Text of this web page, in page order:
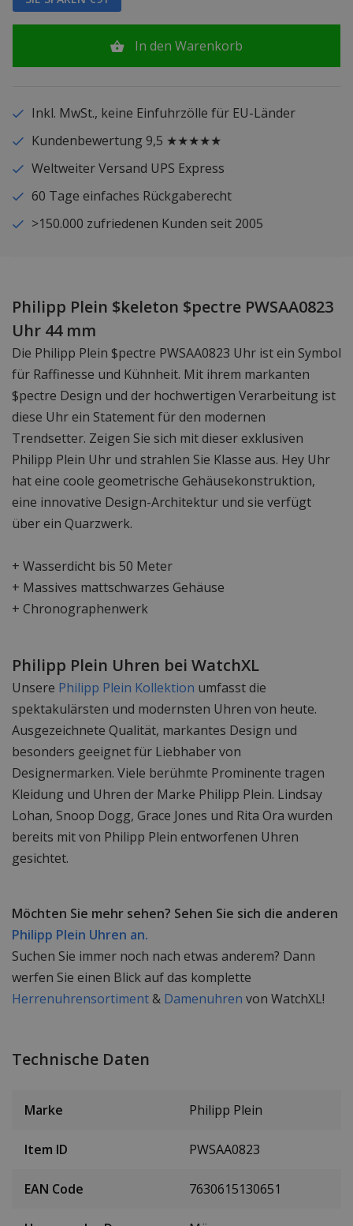
In den Warenkorb
Inkl. MwSt., keine Einfuhrzölle für EU-Länder
Kundenbewertung 9,5 ★★★★★
Weltweiter Versand UPS Express
60 Tage einfaches Rückgaberecht
>150.000 zufriedenen Kunden seit 2005
Philipp Plein $keleton $pectre PWSAA0823
Uhr 44 mm
Die Philipp Plein $pectre PWSAA0823 Uhr ist ein Symbol
für Raffinesse und Kühnheit. Mit ihrem markanten
$pectre Design und der hochwertigen Verarbeitung ist
diese Uhr ein Statement für den modernen
Trendsetter. Zeigen Sie sich mit dieser exklusiven
Philipp Plein Uhr und strahlen Sie Klasse aus. Hey Uhr
hat eine coole geometrische Gehäusekonstruktion,
eine innovative Design-Architektur und sie verfügt
über ein Quarzwerk.
+ Wasserdicht bis 50 Meter
+ Massives mattschwarzes Gehäuse
+ Chronographenwerk
Philipp Plein Uhren bei WatchXL
Unsere Philipp Plein Kollektion umfasst die
spektakulärsten und modernsten Uhren von heute.
Ausgezeichnete Qualität, markantes Design und
besonders geeignet für Liebhaber von
Designermarken. Viele berühmte Prominente tragen
Kleidung und Uhren der Marke Philipp Plein. Lindsay
Lohan, Snoop Dogg, Grace Jones und Rita Ora wurden
bereits mit von Philipp Plein entworfenen Uhren
gesichtet.
Möchten Sie mehr sehen? Sehen Sie sich die anderen
Philipp Plein Uhren an.
Suchen Sie immer noch nach etwas anderem? Dann
werfen Sie einen Blick auf das komplette
Herrenuhrensortiment& Damenuhren von WatchXL!
Technische Daten
Marke Philipp Plein
Item ID PWSAA0823
EAN Code 7630615130651